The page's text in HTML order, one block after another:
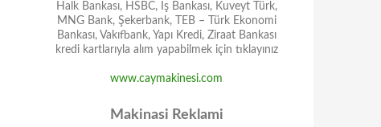
Halk Bankası, HSBC, İş Bankası, Kuveyt Türk,
MNG Bank, Şekerbank, TEB – Türk Ekonomi
Bankası, Vakıfbank, Yapı Kredi, Ziraat Bankası
kredi kartlarıyla alım yapabilmek için tıklayınız
www.caymakinesi.com
Makinasi Reklami